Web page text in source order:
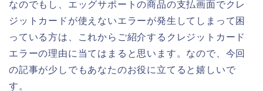
なのでもし、エッグサポートの商品の支払画面でクレ
ジットカードが使えないエラーが発生してしまって困
っている方は、これからご紹介するクレジットカード
エラーの理由に当てはまると思います。なので、今回
の記事が少しでもあなたのお役に立てると嬉しいで
す。